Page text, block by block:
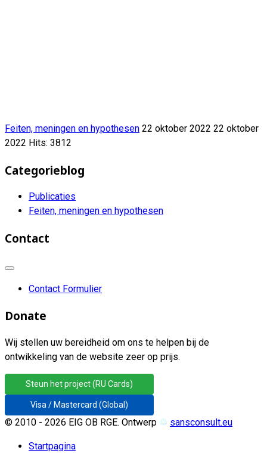
Feiten, meningen en hypothesen 22 oktober 2022 22 oktober
2022 Hits: 3812
Categorieblog
Publicaties
Feiten, meningen en hypothesen
Contact
Contact Formulier
Donate
Wij stellen uw bereidheid om ons te helpen bij de
ontwikkeling van de website zeer op prijs.
Steun het project (RU Cards)
Visa / Mastercard (Global)
© 2010 - 2026 EIG OB RGE. Ontwerp ♲ sansconsult.eu
Startpagina